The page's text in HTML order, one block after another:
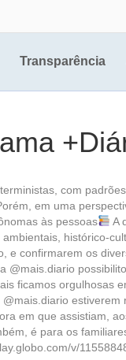
Transparência
com
em uma
às pessoas
A
histórico-
e confirmarem os
@mais.diario
ficamos orgulhosas
em que assistiam,
é para os
v/